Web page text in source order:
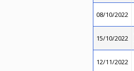
08/10/2022
15/10/2022
12/11/2022